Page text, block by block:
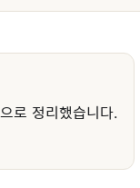
로 정리했습니다.